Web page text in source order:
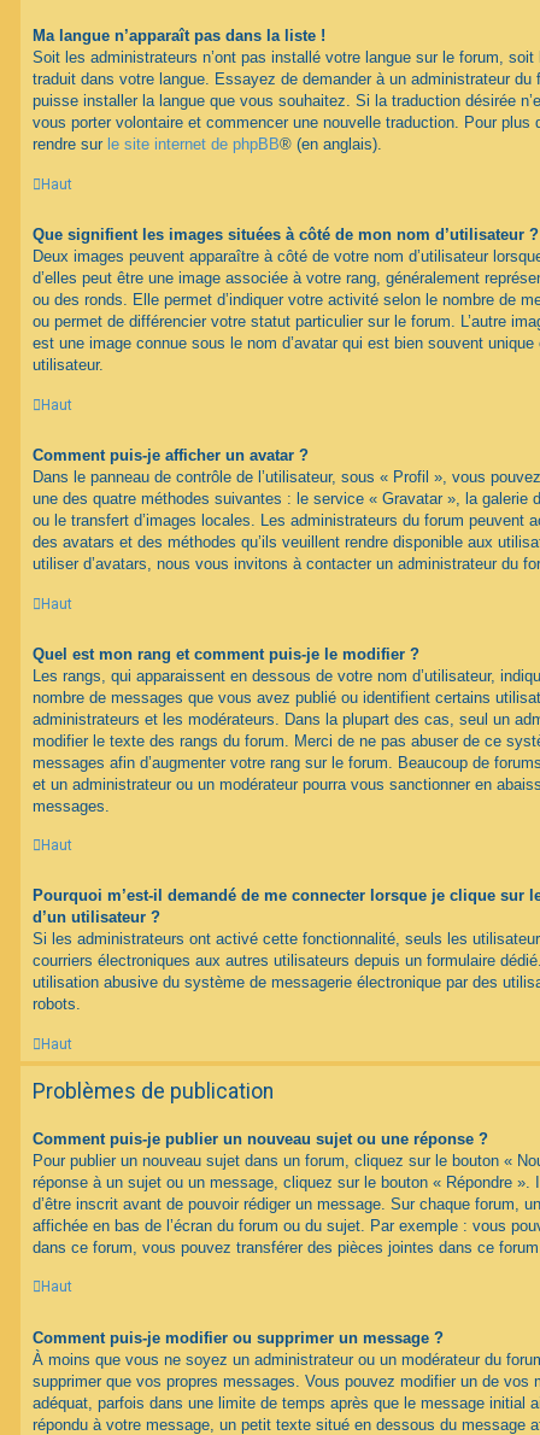
Ma langue n’apparaît pas dans la liste !
Soit les administrateurs n’ont pas installé votre langue sur le forum, soit
traduit dans votre langue. Essayez de demander à un administrateur du
puisse installer la langue que vous souhaitez. Si la traduction désirée
vous porter volontaire et commencer une nouvelle traduction. Pour plus
rendre sur le site internet de phpBB® (en anglais).
Haut
Que signifient les images situées à côté de mon nom d’utilisateur ?
Deux images peuvent apparaître à côté de votre nom d’utilisateur
d’elles peut être une image associée à votre rang, généralement
ou des ronds. Elle permet d’indiquer votre activité selon le nombre de
ou permet de différencier votre statut particulier sur le forum. L’autre
est une image connue sous le nom d’avatar qui est bien souvent
utilisateur.
Haut
Comment puis-je afficher un avatar ?
Dans le panneau de contrôle de l’utilisateur, sous « Profil », vous
une des quatre méthodes suivantes : le service « Gravatar », la galerie
ou le transfert d’images locales. Les administrateurs du forum peuvent
des avatars et des méthodes qu’ils veuillent rendre disponible aux
utiliser d’avatars, nous vous invitons à contacter un administrateur du
Haut
Quel est mon rang et comment puis-je le modifier ?
Les rangs, qui apparaissent en dessous de votre nom d’utilisateur,
nombre de messages que vous avez publié ou identifient certains
administrateurs et les modérateurs. Dans la plupart des cas, seul un
modifier le texte des rangs du forum. Merci de ne pas abuser de ce
messages afin d’augmenter votre rang sur le forum. Beaucoup de
et un administrateur ou un modérateur pourra vous sanctionner en
messages.
Haut
Pourquoi m’est-il demandé de me connecter lorsque je clique sur
d’un utilisateur ?
Si les administrateurs ont activé cette fonctionnalité, seuls les
courriers électroniques aux autres utilisateurs depuis un formulaire
utilisation abusive du système de messagerie électronique par des
robots.
Haut
Problèmes de publication
Comment puis-je publier un nouveau sujet ou une réponse ?
Pour publier un nouveau sujet dans un forum, cliquez sur le bouton «
réponse à un sujet ou un message, cliquez sur le bouton « Répondre
d’être inscrit avant de pouvoir rédiger un message. Sur chaque forum,
affichée en bas de l’écran du forum ou du sujet. Par exemple : vous
dans ce forum, vous pouvez transférer des pièces jointes dans ce
Haut
Comment puis-je modifier ou supprimer un message ?
À moins que vous ne soyez un administrateur ou un modérateur du
supprimer que vos propres messages. Vous pouvez modifier un de vos
adéquat, parfois dans une limite de temps après que le message initial
répondu à votre message, un petit texte situé en dessous du message